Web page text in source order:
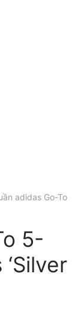
adidas Go-To
5-